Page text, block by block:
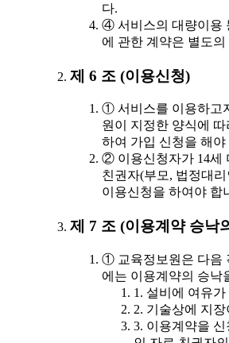
다.
④ 서비스의 대량이용
에 관한 계약은 별도
제 6 조 (이용신청)
① 서비스를 이용하고
원이 지정한 양식에
하여 가입 신청을 해야
② 이용신청자가 14세
친권자(부모, 법정대
이용신청을 하여야 합
제 7 조 (이용계약 승낙
① 교육정보원은 다음
에는 이용계약의 승낙
1. 설비에 여유
2. 기술상에 지
3. 이용계약을